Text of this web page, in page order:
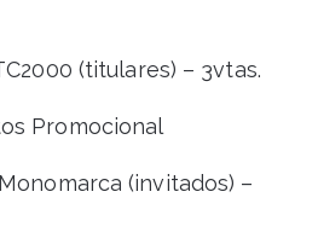
(titulares) – 3vtas.
Promocional
(invitados) –